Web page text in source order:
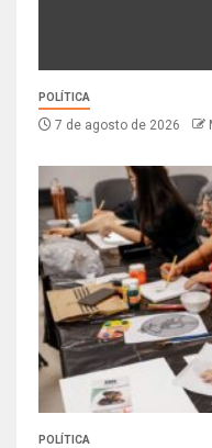
POLÍTICA
7 de agosto de 2026
POLÍTICA